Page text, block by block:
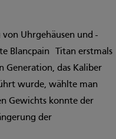
Uhrgehäusen und -
Blancpain Titan erstmals
Generation, das Kaliber
wurde, wählte man
Gewichts konnte der
der